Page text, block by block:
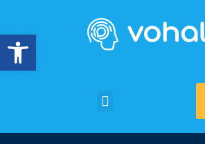
Abrir barra de herramientas